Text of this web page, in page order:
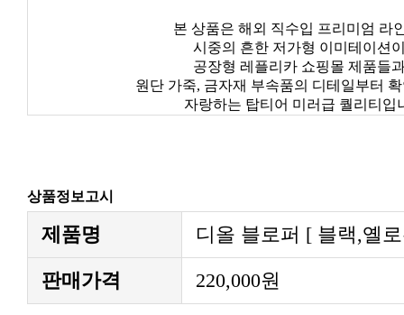
본 상품은 해외 직수입 프리미엄 라
시중의 흔한 저가형 이미테이션
공장형 레플리카 쇼핑몰 제품들
원단 가죽, 금자재 부속품의 디테일부터
자랑하는 탑티어 미러급 퀄리티입
상품정보고시
제품명 디올 블로퍼 [ 블랙,옐
판매가격 220,000원